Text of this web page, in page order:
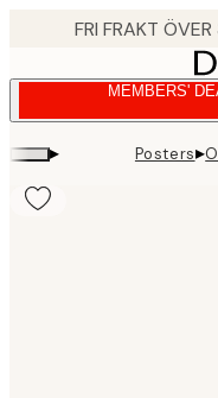
FRI FRAKT
MEMBERS'
▸ Posters▸